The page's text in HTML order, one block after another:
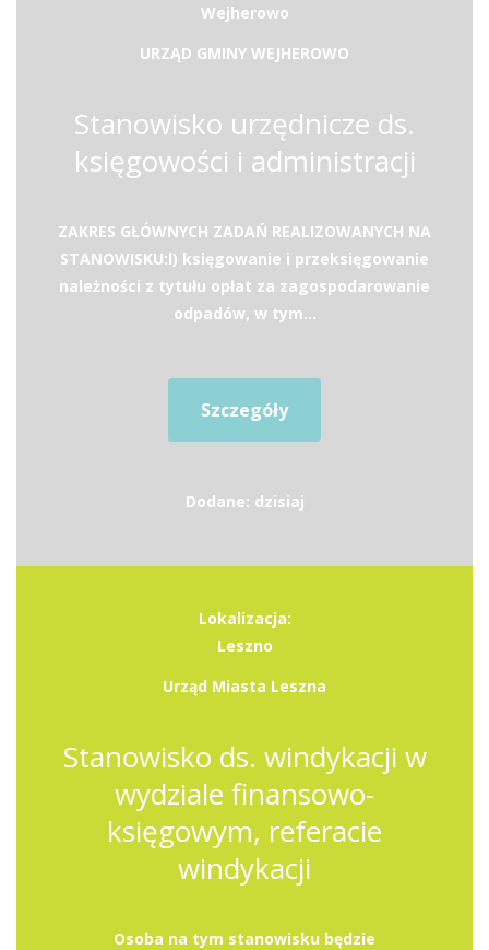
Wejherowo
URZĄD GMINY WEJHEROWO
Stanowisko urzędnicze ds.
księgowości i administracji
ZAKRES GŁÓWNYCH ZADAŃ REALIZOWANYCH NA
STANOWISKU:l) księgowanie i przeksięgowanie
należności z tytułu opłat za zagospodarowanie
odpadów, w tym...
Szczegóły
Dodane: dzisiaj
Lokalizacja:
Leszno
Urząd Miasta Leszna
Stanowisko ds. windykacji w
wydziale finansowo-
księgowym, referacie
windykacji
Osoba na tym stanowisku będzie